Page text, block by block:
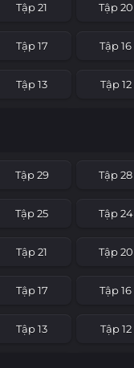
Tập 21 Tập 20
Tập 17 Tập 16
Tập 13 Tập 12
Tập 29 Tập 28
Tập 25 Tập 24
Tập 21 Tập 20
Tập 17 Tập 16
Tập 13 Tập 12